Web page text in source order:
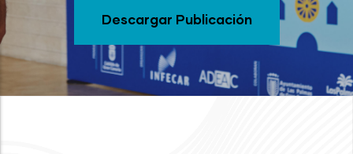
Descargar Publicación